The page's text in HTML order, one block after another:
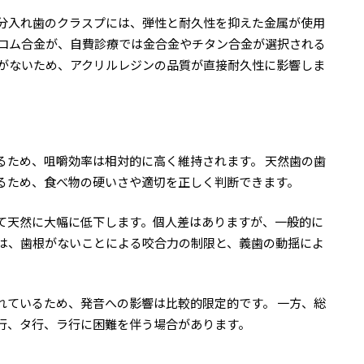
入れ歯のクラスプには、弾性と耐久性を抑えた金属が使用
ム合金が、自費診療では金合金やチタン合金が選択される
ないため、アクリルレジンの品質が直接耐久性に影響しま
め、咀嚼効率は相対的に高く維持されます。 天然歯の歯
め、食べ物の硬いさや適切を正しく判断できます。
然に大幅に低下します。個人差はありますが、一般的に
歯根がないことによる咬合力の制限と、義歯の動揺によ
いるため、発音への影響は比較的限定的です。 一方、総
タ行、ラ行に困難を伴う場合があります。